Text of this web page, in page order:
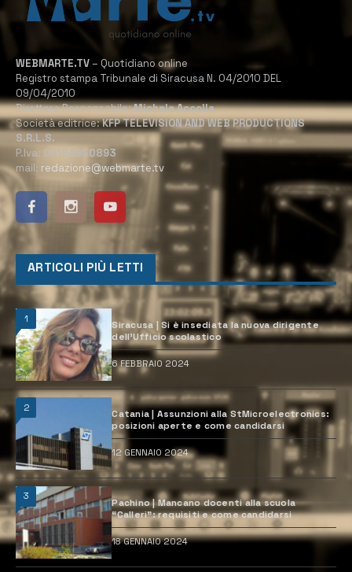
WEBMARTE.TV – Quotidiano online
Registro stampa Tribunale di Siracusa N. 04/2010 DEL
09/04/2010
Direttore Responsabile:Michele Accolla
Società editrice:KFP TELEVISION AND WEB PRODUCTIONS
S.R.L.S.
P.Iva: 02184950893
mail: redazione@webmarte.tv
ARTICOLI PIÙ LETTI
1
Siracusa | Si è insediata la nuova dirigente
dell’Ufficio scolastico
6 FEBBRAIO 2024
2
Catania | Assunzioni alla StMicroelectronics:
posizioni aperte e come candidarsi
12 GENNAIO 2024
3
Pachino | Mancano docenti alla scuola
“Calleri”: requisiti e come candidarsi
18 GENNAIO 2024